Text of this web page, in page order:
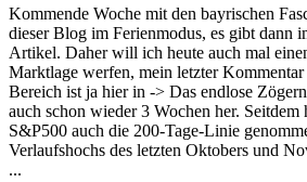
Kommende Woche mit den bayrischen
dieser Blog im Ferienmodus, es gibt dann
Artikel. Daher will ich heute auch mal
Marktlage werfen, mein letzter
Bereich ist ja hier in -> Das endlose
auch schon wieder 3 Wochen her.
S&P500 auch die 200-Tage-Linie
Verlaufshochs des letzten Oktobers und
...